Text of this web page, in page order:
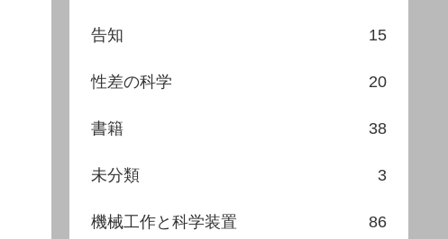
告知 15
性差の科学 20
書籍 38
未分類 3
機械工作と科学装置 86